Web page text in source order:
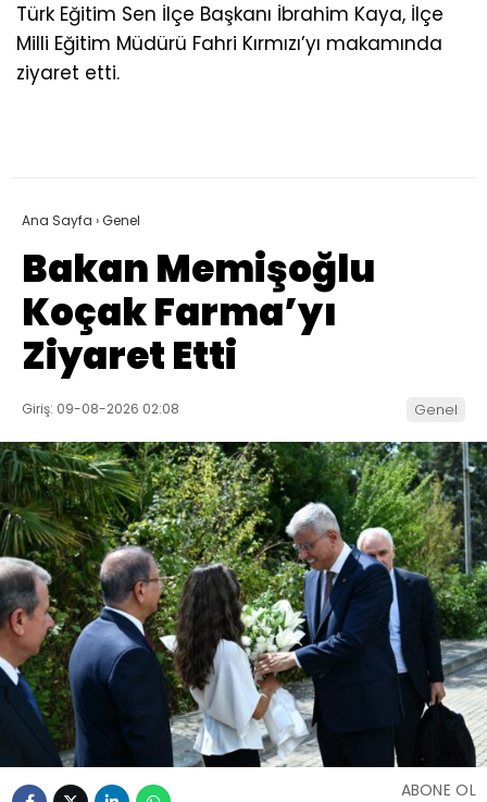
Türk Eğitim Sen İlçe Başkanı İbrahim Kaya, İlçe
Milli Eğitim Müdürü Fahri Kırmızı’yı makamında
ziyaret etti.
Ana Sayfa ›Genel
Bakan Memişoğlu
Koçak Farma’yı
Ziyaret Etti
Giriş: 09-08-2026 02:08 Genel
ABONE OL